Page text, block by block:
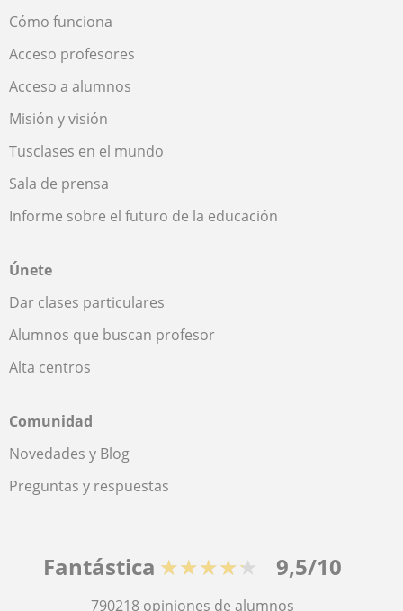
Cómo funciona
Acceso profesores
Acceso a alumnos
Misión y visión
Tusclases en el mundo
Sala de prensa
Informe sobre el futuro de la educación
Únete
Dar clases particulares
Alumnos que buscan profesor
Alta centros
Comunidad
Novedades y Blog
Preguntas y respuestas
Fantástica ★★★★★ 9,5/10
790218 opiniones de alumnos